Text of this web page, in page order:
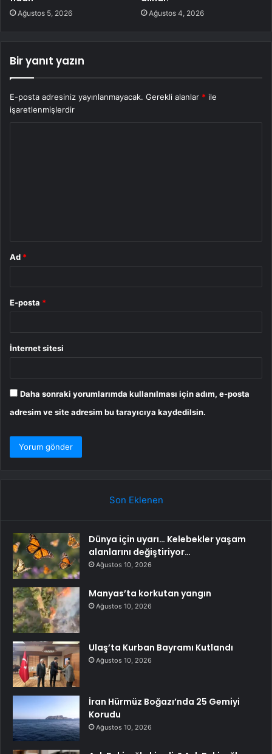
Ağustos 5, 2026 Ağustos 4, 2026
Bir yanıt yazın
E-posta adresiniz yayınlanmayacak. Gerekli alanlar * ile
işaretlenmişlerdir
Ad *
E-posta *
İnternet sitesi
Daha sonraki yorumlarımda kullanılması için adım, e-posta
adresim ve site adresim bu tarayıcıya kaydedilsin.
Son Eklenen
Dünya için uyarı… Kelebekler yaşam
alanlarını değiştiriyor…
Ağustos 10, 2026
Manyas’ta korkutan yangın
Ağustos 10, 2026
Ulaş’ta Kurban Bayramı Kutlandı
Ağustos 10, 2026
İran Hürmüz Boğazı’nda 25 Gemiyi
Korudu
Ağustos 10, 2026